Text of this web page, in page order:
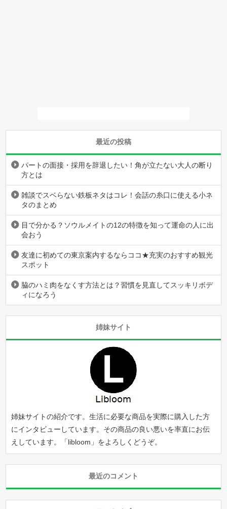
最近の投稿
パートの面接・採用を辞退したい！角が立たない大人の断り
方とは
雑談でスベらない鉄板ネタはコレ！会話の糸口に使える小ネ
タのまとめ
目で分かる？ソウルメイトの12の特徴を知って運命の人に出
会おう
友達に初めての東京案内するならココ★充実のおすすめ観光
スポット
脇のハミ肉をなくす方法とは？習慣を見直してスッキリボデ
ィになろう
姉妹サイト
姉妹サイトの紹介です。生活に必要な商品を実際に購入した方
にインタビューしています。その商品の良い悪いを率直にお伝
えしています。「libloom 」をよろしくどうぞ。
最近のコメント